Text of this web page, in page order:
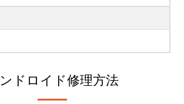
ドロイド修理方法